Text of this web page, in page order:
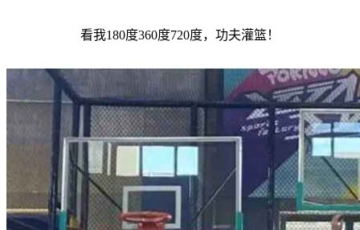
看我180度360度720度，功夫灌篮！